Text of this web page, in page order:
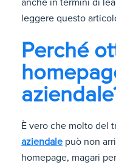
leggere questo
Perché
È vero che molto del
aziendale può non
homepage, magari